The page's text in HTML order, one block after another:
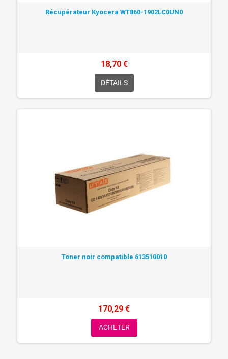
Récupérateur Kyocera WT860-1902LC0UN0
18,70 €
DÉTAILS
Toner noir compatible 613510010
170,29 €
ACHETER